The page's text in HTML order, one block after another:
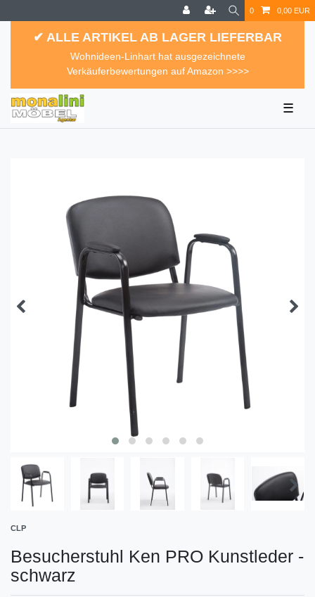
0 0,00 EUR
✔ ALLE ARTIKEL AB LAGER LIEFERBAR
Wohnideen-Linhart hat ausgezeichnete
Verkäuferbewertungen auf Amazon >>>>
☰
CLP
Besucherstuhl Ken PRO Kunstleder -
schwarz